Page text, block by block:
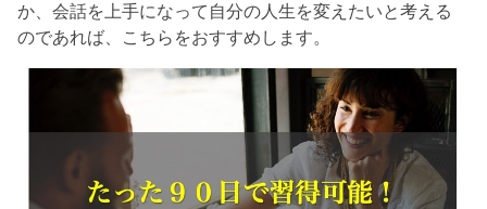
か、会話を上手になって自分の人生を変えたいと考える
のであれば、こちらをおすすめします。